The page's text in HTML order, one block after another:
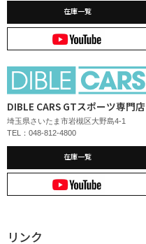
在庫一覧
DIBLE CARS GTスポーツ専門店
埼玉県さいたま市岩槻区大野島4-1
TEL：048-812-4800
在庫一覧
リンク